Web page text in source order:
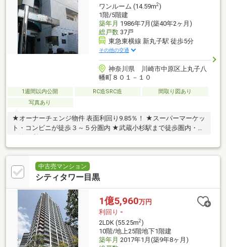
ワンルーム (14.59m2)
1階/5階建
築年月 1986年7月(築40年2ヶ月)
総戸数37戸
東急東横線 新丸子駅 徒歩5分
その他の交通
神奈川県 川崎市中原区上丸子八
幡町８０１－１０
1週間以内公開 RC造SRC造
間取り図あり
写真あり
★オーナーチェンジ物件 表面利回り9.85％！ ★スーパーマーケッ
ト・コンビニが徒歩３～５分圏内 ★武蔵小杉駅まで徒歩圏内・買
中古売マンション
シティタワー目黒
1億5,960万円
利回り -
2LDK (55.25m2)
10階/地上25階地下1階建
築年月 2017年1月(築9年8ヶ月)